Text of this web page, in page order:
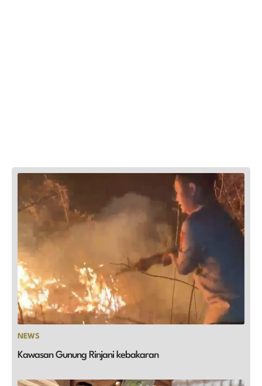
NEWS
Kawasan Gunung Rinjani kebakaran